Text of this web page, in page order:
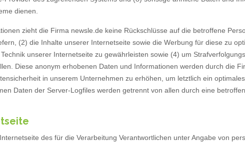
dienen.
zieht die Firma newsle.de keine Rückschlüsse auf die betroffene
(2) die Inhalte unserer Internetseite sowie die Werbung für diese zu
unserer Internetseite zu gewährleisten sowie (4) um
Diese anonym erhobenen Daten und Informationen werden durch die
in unserem Unternehmen zu erhöhen, um letztlich ein
Daten der Server-Logfiles werden getrennt von allen durch eine
des für die Verarbeitung Verantwortlichen unter Angabe von